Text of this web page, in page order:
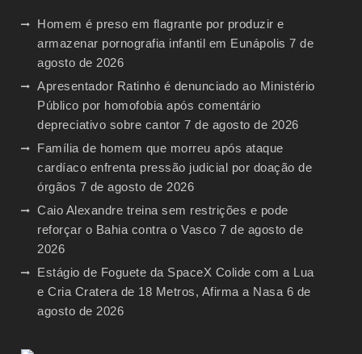
Homem é preso em flagrante por produzir e
armazenar pornografia infantil em Eunápolis 7 de
agosto de 2026
Apresentador Ratinho é denunciado ao Ministério
Público por homofobia após comentário
depreciativo sobre cantor 7 de agosto de 2026
Família de homem que morreu após ataque
cardíaco enfrenta pressão judicial por doação de
órgãos 7 de agosto de 2026
Caio Alexandre treina sem restrições e pode
reforçar o Bahia contra o Vasco 7 de agosto de
2026
Estágio de Foguete da SpaceX Colide com a Lua
e Cria Cratera de 18 Metros, Afirma a Nasa 6 de
agosto de 2026